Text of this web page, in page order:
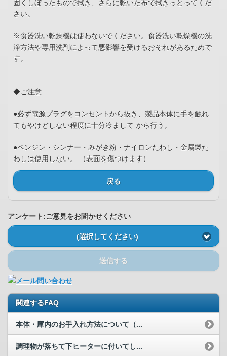
固くしぼったもので拭き、さらに乾いた布で拭きっとってくだ
さい。
※食器洗い乾燥機は使わないでください。食器洗い乾燥機の洗
浄方法や専用洗剤によって悪影響を受けるおそれがあるためで
す。
◆ご注意
●必ず電源プラグをコンセントから抜き、製品本体に手を触れ
てもやけどしない程度に十分冷まして から行う。
●ベンジン・シンナー・みがき粉・ナイロンたわし・金属製た
わしは使用しない。 （表面を傷つけます）
戻る
アンケート:ご意見をお聞かせください
(選択してください)
送信する
関連するFAQ
本体・庫内のお手入れ方法について（...
調理物が落ちて下ヒーターに付いてし...